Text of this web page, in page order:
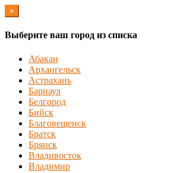
×
Выберите ваш город из списка
Абакан
Архангельск
Астрахань
Барнаул
Белгород
Бийск
Благовещенск
Братск
Брянск
Владивосток
Владимир